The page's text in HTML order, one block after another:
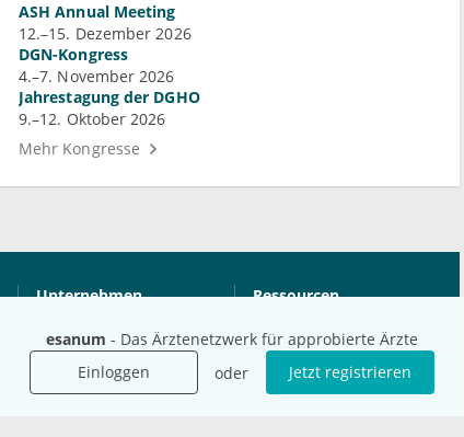
esanum - Das Ärztenetzwerk für approbierte Ärzte
Einloggen
oder Jetzt registrieren
ASH Annual Meeting
12.–15. Dezember 2026
DGN-Kongress
4.–7. November 2026
Jahrestagung der DGHO
9.–12. Oktober 2026
Mehr Kongresse
Unternehmen
Für Unternehmen
Für Agenturen
Ressourcen
Hilfe